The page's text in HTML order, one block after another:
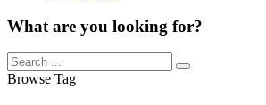
What are you looking for?
Browse Tag